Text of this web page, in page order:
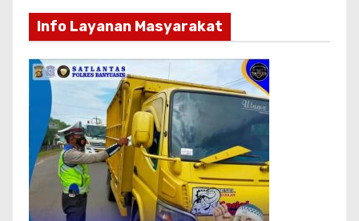
Info Layanan Masyarakat